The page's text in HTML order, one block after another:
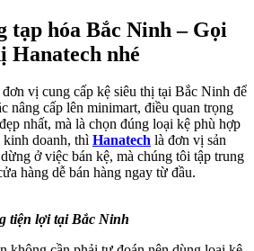
tạp hóa Bắc Ninh – Gọi
Hanatech nhé
vị cung cấp kệ siêu thị tại Bắc Ninh để
nâng cấp lên minimart, điều quan trọng
nhất, mà là chọn đúng loại kệ phù hợp
kinh doanh, thì Hanatech là đơn vị sản
ở việc bán kệ, mà chúng tôi tập trung
hàng dễ bán hàng ngay từ đầu.
tiện lợi tại Bắc Ninh